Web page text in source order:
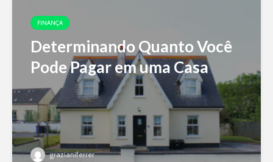
FINANÇA
Determinando Quanto Você
Pode Pagar em uma Casa
grazianiferrer